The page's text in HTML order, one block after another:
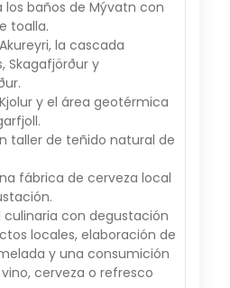
los baños de Mývatn con
toalla.
la cascada
Skagafjörður y
y el área geotérmica
taller de teñido natural de
fábrica de cerveza local
culinaria con degustación
locales, elaboración de
y una consumición
cerveza o refresco